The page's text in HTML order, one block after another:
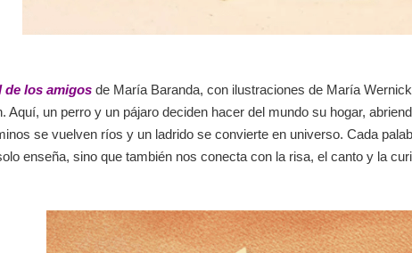
de los amigos de María Baranda, con ilustraciones de María
Aquí, un perro y un pájaro deciden hacer del mundo su hogar,
se vuelven ríos y un ladrido se convierte en universo. Cada
enseña, sino que también nos conecta con la risa, el canto y la